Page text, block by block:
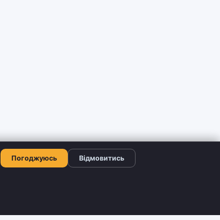
Погоджуюсь Відмовитись